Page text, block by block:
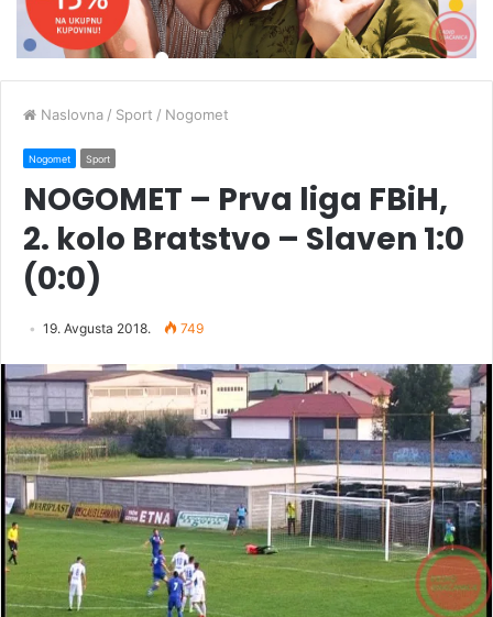
Naslovna / Sport / Nogomet
Nogomet Sport
NOGOMET – Prva liga FBiH,
2. kolo Bratstvo – Slaven 1:0
(0:0)
19. Avgusta 2018. 749